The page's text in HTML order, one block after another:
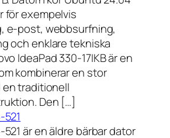
för exempelvis
e-post, webbsurfning,
och enklare tekniska
IdeaPad 330-17IKB är en
kombinerar en stor
en traditionell
Den […]
är en äldre bärbar dator